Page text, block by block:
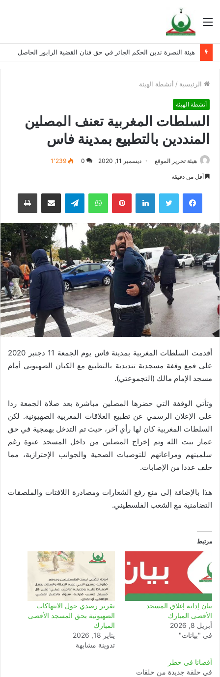
القائمة
هيئة النصرة تدين الحكم الجائر في حق فنان القضية الرابور الحاصل
الرئيسية / أنشطة الهيئة
أنشطة الهيئة
السلطات المغربية تعنف المصلين
المنددين بالتطبيع بمدينة فاس
هيئة تحرير الموقع ديسمبر 11, 2020 0 1٬239
أقل من دقيقة
فيسبوك تويتر لينكدإن بينتيريستواتساب تيلقرام مشاركة عبر البريد طباعة
أقدمت السلطات المغربية بمدينة فاس يوم الجمعة 11 دجنبر 2020
على قمع وقفة مسجدية تنديدية بالتطبيع مع الكيان الصهيوني أمام
مسجد الإمام مالك (التجموعتي).
وتأتي الوقفة التي حضرها المصلين مباشرة بعد صلاة الجمعة ردا
على الإعلان الرسمي عن تطبيع العلاقات المغربية الصهيونية. لكن
السلطات المغربية كان لها رأي آخر، حيث تم التدخل بهمجية في حق
عمار بيت الله وتم إخراج المصلين من داخل المسجد عنوة رغم
سلميتهم ومراعاتهم للتوصيات الصحية والجوانب الإحترازبة، مما
خلف عددا من الإصابات.
هذا بالإضافة إلى منع رفع الشعارات ومصادرة اللافتات والملصقات
التضامنية مع الشعب الفلسطيني.
مرتبط
بيان إدانة إغلاق المسجد
الأقصى المبارك
أبريل 8, 2026
في "بيانات"
تقرير رصدي حول الانتهاكات
الصهيونية بحق المسجد الأقصى
المبارك
يناير 18, 2026
تدوينة مشابهة
أقصانا في خطر
في حلقة جديدة من حلقات